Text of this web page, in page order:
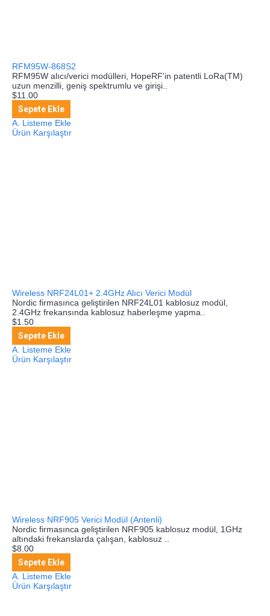
RFM95W-868S2
RFM95W alıcı/verici modülleri, HopeRF'in patentli LoRa(TM)
uzun menzilli, geniş spektrumlu ve girişi..
$11.00
Sepete Ekle
A. Listeme Ekle
Ürün Karşılaştır
Wireless NRF24L01+ 2.4GHz Alıcı Verici Modül
Nordic firmasınca geliştirilen NRF24L01 kablosuz modül,
2.4GHz frekansında kablosuz haberleşme yapma..
$1.50
Sepete Ekle
A. Listeme Ekle
Ürün Karşılaştır
Wireless NRF905 Verici Modül (Antenli)
Nordic firmasınca geliştirilen NRF905 kablosuz modül, 1GHz
altındaki frekanslarda çalışan, kablosuz ..
$8.00
Sepete Ekle
A. Listeme Ekle
Ürün Karşılaştır